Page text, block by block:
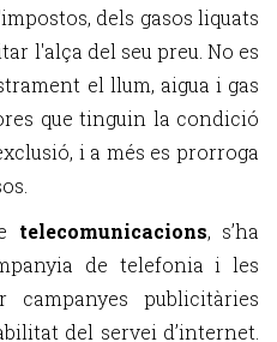
dels gasos liquats
l'alça del seu preu. No es
el llum, aigua i gas
que tinguin la condició
i a més es prorroga
telecomunicacions, s’ha
de telefonia i les
publicitàries
del servei d’internet.